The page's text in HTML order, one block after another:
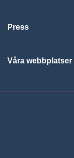
Press
Våra webbplatser